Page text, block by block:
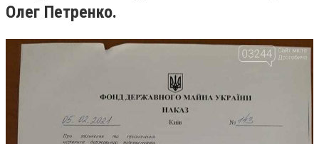
Олег Петренко.